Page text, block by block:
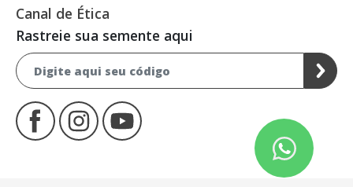
Canal de Ética
Rastreie sua semente aqui